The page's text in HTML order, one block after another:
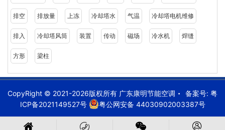
排空 排放量 上冻 冷却塔水 气温 冷却塔电机维修
排入 冷却塔风筒 装置 传动 磁场 冷水机 焊缝
方形 梁柱
CopyRight © 2021-2026版权所有 广东康明节能空调 备案号: 粤
ICP备2021149527号
粤公网安备 44030902003387号